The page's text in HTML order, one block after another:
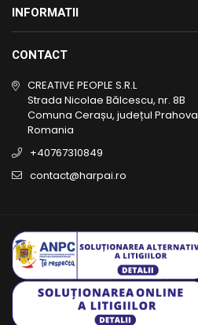
INFORMATII
CONTACT
CREATIVE PEOPLE S.R.L
Strada Nicolae Bălcescu, nr. 8B
Comuna Cerașu, județul Prahova
Romania
+40767310849
contact@harpai.ro